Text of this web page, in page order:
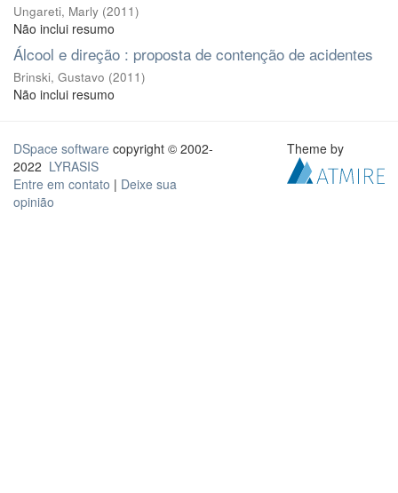
Ungareti, Marly (2011)
Não inclui resumo
Álcool e direção : proposta de contenção de acidentes
Brinski, Gustavo (2011)
Não inclui resumo
DSpace software copyright © 2002-
2022 LYRASIS
Entre em contato | Deixe sua
opinião
Theme by